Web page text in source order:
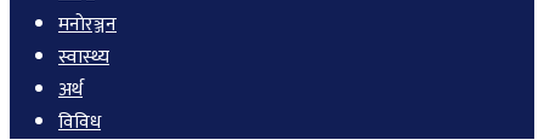
मनाेरञ्जन
स्वास्थ्य
अर्थ
विविध